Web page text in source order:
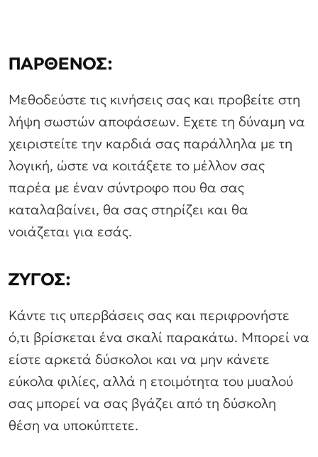
ΠΑΡΘΕΝΟΣ:
Μεθοδεύστε τις κινήσεις σας και προβείτε στη
λήψη σωστών αποφάσεων. Εχετε τη δύναμη να
χειριστείτε την καρδιά σας παράλληλα με τη
λογική, ώστε να κοιτάξετε το μέλλον σας
παρέα με έναν σύντροφο που θα σας
καταλαβαίνει, θα σας στηρίζει και θα
νοιάζεται για εσάς.
ΖΥΓΟΣ:
Κάντε τις υπερβάσεις σας και περιφρονήστε
ό,τι βρίσκεται ένα σκαλί παρακάτω. Μπορεί να
είστε αρκετά δύσκολοι και να μην κάνετε
εύκολα φιλίες, αλλά η ετοιμότητα του μυαλού
σας μπορεί να σας βγάζει από τη δύσκολη
θέση να υποκύπτετε.